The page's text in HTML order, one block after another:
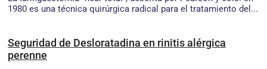
1980 es una técnica quirúrgica radical para el tratamiento del...
Seguridad de Desloratadina en rinitis alérgica
perenne